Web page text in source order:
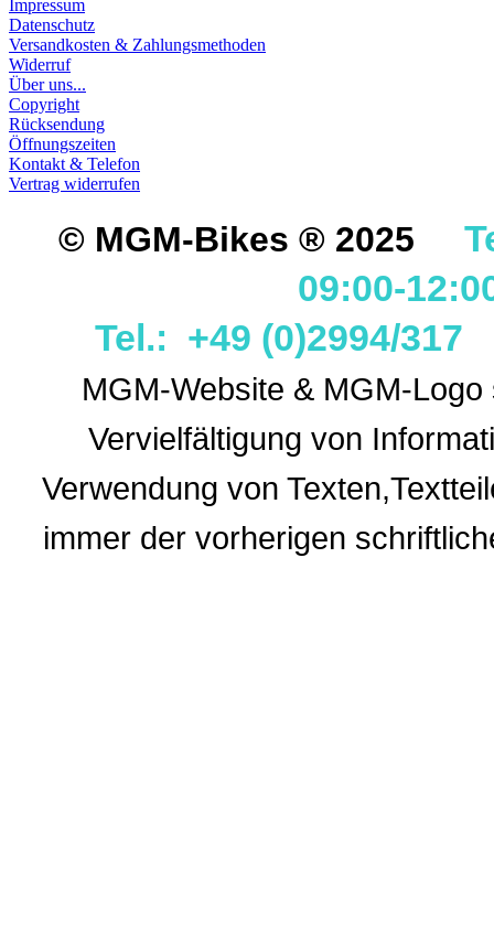
Impressum
Datenschutz
Versandkosten & Zahlungsmethoden
Widerruf
Über uns...
Copyright
Rücksendung
Öffnungszeiten
Kontakt & Telefon
Vertrag widerrufen
© MGM-Bikes ® 2025
09:00-
Tel.: +49 (0)2994/
MGM-Website & MGM-
Vervielfältigung von
Verwendung von
immer der vorherigen